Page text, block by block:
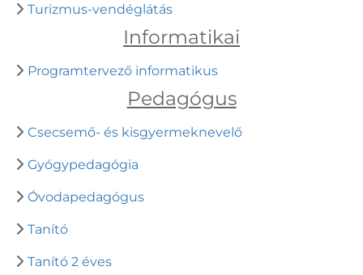
Turizmus-vendéglátás
Informatikai
Programtervező informatikus
Pedagógus
Csecsemő- és kisgyermeknevelő
Gyógypedagógia
Óvodapedagógus
Tanító
Tanító 2 éves